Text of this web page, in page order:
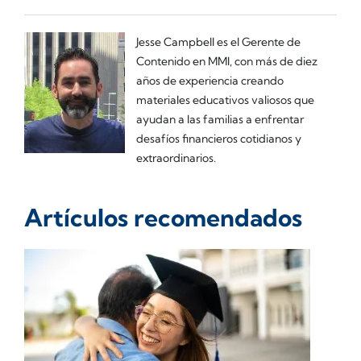
Jesse Campbell es el Gerente de
Contenido en MMI, con más de diez
años de experiencia creando
materiales educativos valiosos que
ayudan a las familias a enfrentar
desafíos financieros cotidianos y
extraordinarios.
Artículos recomendados